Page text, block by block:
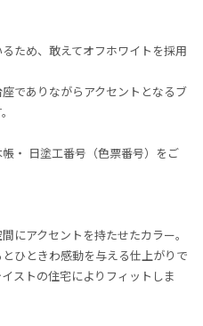
ため、敢えてオフホワイトを採用
でありながらアクセントとなるブ
・ 日塗工番号（色票番号）をご
にアクセントを持たせたカラー。
ひときわ感動を与える仕上がりで
ストの住宅によりフィットしま